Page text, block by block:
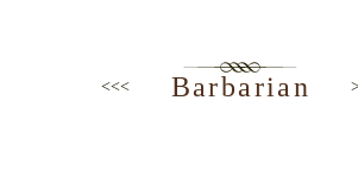
<<< Barbarian